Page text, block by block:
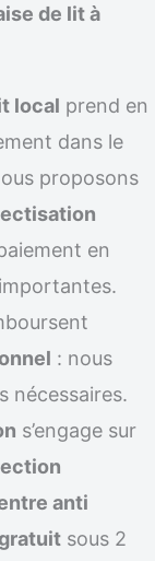
de lit à
local prend en
dans le
proposons
en
: nous
nécessaires.
s’engage sur
anti
sous 2